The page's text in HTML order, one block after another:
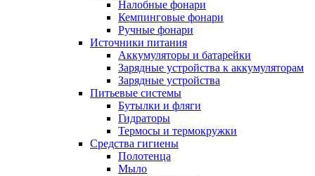
Налобные фонари
Кемпинговые фонари
Ручные фонари
Источники питания
Аккумуляторы и батарейки
Зарядные устройства к аккумуляторам
Зарядные устройства
Питьевые системы
Бутылки и фляги
Гидраторы
Термосы и термокружки
Средства гигиены
Полотенца
Мыло